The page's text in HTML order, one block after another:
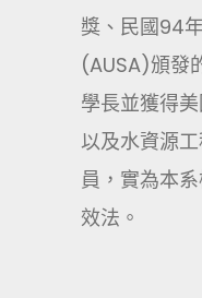
獎、民國94
(AUSA)頒發
學長並獲得
以及水資源
員，實為本
效法。